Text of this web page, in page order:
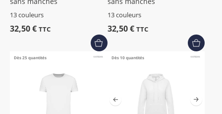
13 couleurs
32,50 € TTC
13 couleurs
32,50 € TTC
Dès 25 quantités Dès 10 quantités